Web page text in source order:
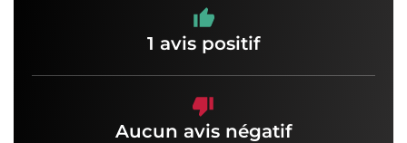
1 avis positif
Aucun avis négatif